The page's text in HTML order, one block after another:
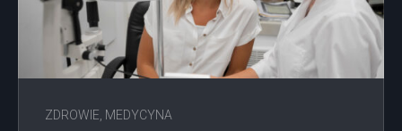
ZDROWIE, MEDYCYNA